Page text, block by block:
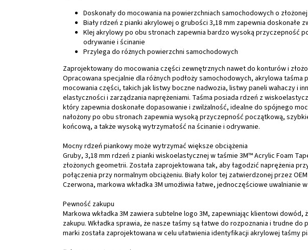
Doskonały do mocowania na powierzchniach samochodowych o
Biały rdzeń z pianki akrylowej o grubości 3,18 mm zapewnia doskonałe
Klej akrylowy po obu stronach zapewnia bardzo wysoką przyczepność
odrywanie i ścinanie
Przylega do różnych powierzchni samochodowych
Zaprojektowany do mocowania części zewnętrznych nawet do konturów i
Opracowana specjalnie dla różnych podłoży samochodowych, akrylowa taśma
mocowania części, takich jak listwy boczne nadwozia, listwy paneli wahaczy i
elastyczności i zarządzania naprężeniami. Taśma posiada rdzeń z
który zapewnia doskonałe dopasowanie i zwilżalność, idealne do spójnego
nałożony po obu stronach zapewnia wysoką przyczepność początkową,
końcową, a także wysoką wytrzymałość na ścinanie i odrywanie.
Mocny rdzeń piankowy może wytrzymać większe obciążenia
Gruby, 3,18 mm rdzeń z pianki wiskoelastycznej w taśmie 3M™ Acrylic Foam
złożonych geometrii. Została zaprojektowana tak, aby łagodzić naprężenia
połączenia przy normalnym obciążeniu. Biały kolor tej zatwierdzonej przez
Czerwona, markowa wkładka 3M umożliwia łatwe, jednoczęściowe uwalnianie
Pewność zakupu
Markowa wkładka 3M zawiera subtelne logo 3M, zapewniając klientowi
zakupu. Wkładka sprawia, że nasze taśmy są łatwe do rozpoznania i trudne
marki została zaprojektowana w celu ułatwienia identyfikacji akrylowej taśmy